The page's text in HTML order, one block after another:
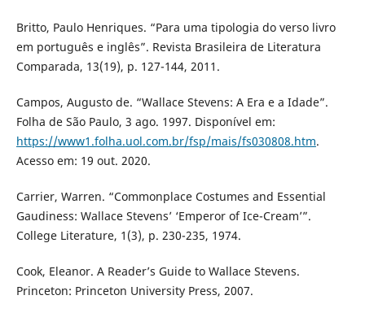
Britto, Paulo Henriques. “Para uma tipologia do verso livro
em português e inglês”. Revista Brasileira de Literatura
Comparada, 13(19), p. 127-144, 2011.
Campos, Augusto de. “Wallace Stevens: A Era e a Idade”.
Folha de São Paulo, 3 ago. 1997. Disponível em:
https://www1.folha.uol.com.br/fsp/mais/fs030808.htm.
Acesso em: 19 out. 2020.
Carrier, Warren. “Commonplace Costumes and Essential
Gaudiness: Wallace Stevens’ ‘Emperor of Ice-Cream’”.
College Literature, 1(3), p. 230-235, 1974.
Cook, Eleanor. A Reader’s Guide to Wallace Stevens.
Princeton: Princeton University Press, 2007.